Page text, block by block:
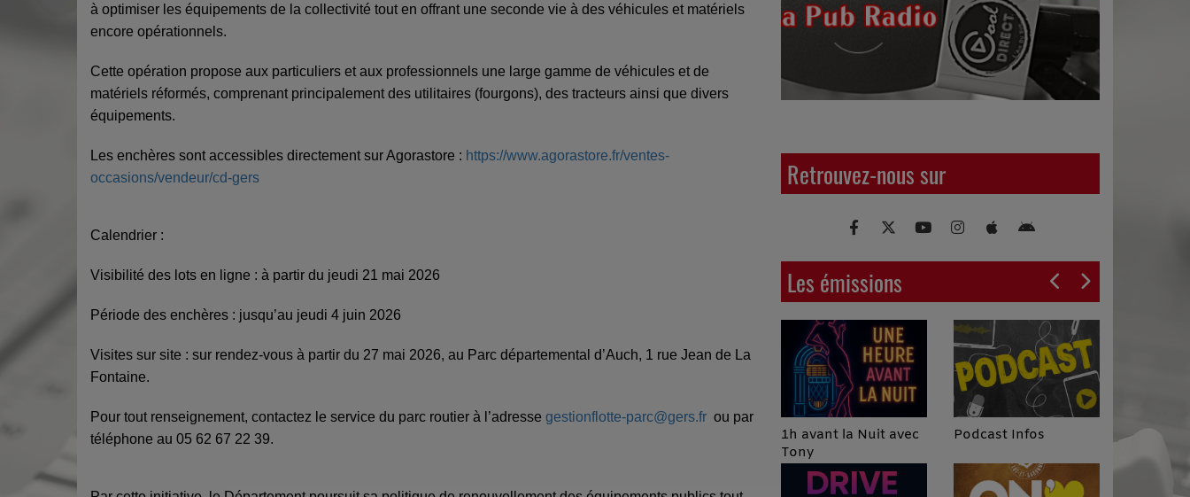
à optimiser les équipements de la collectivité tout en offrant une seconde vie à des véhicules et matériels
encore opérationnels.
Cette opération propose aux particuliers et aux professionnels une large gamme de véhicules et de
matériels réformés, comprenant principalement des utilitaires (fourgons), des tracteurs ainsi que divers
équipements.
Les enchères sont accessibles directement sur Agorastore : https://www.agorastore.fr/ventes-
occasions/vendeur/cd-gers
Calendrier :
Visibilité des lots en ligne : à partir du jeudi 21 mai 2026
Période des enchères : jusqu’au jeudi 4 juin 2026
Visites sur site : sur rendez-vous à partir du 27 mai 2026, au Parc départemental d’Auch, 1 rue Jean de La
Fontaine.
Pour tout renseignement, contactez le service du parc routier à l’adresse gestionflotte-parc@gers.fr ou par
téléphone au 05 62 67 22 39.
Retrouvez-nous sur
Les émissions
1h avant la Nuit avec
Tony
Podcast Infos